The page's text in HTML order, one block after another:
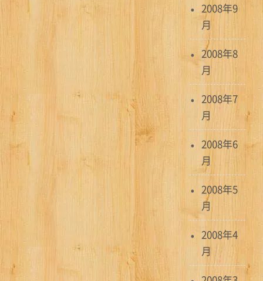
2008年9
月
2008年8
月
2008年7
月
2008年6
月
2008年5
月
2008年4
月